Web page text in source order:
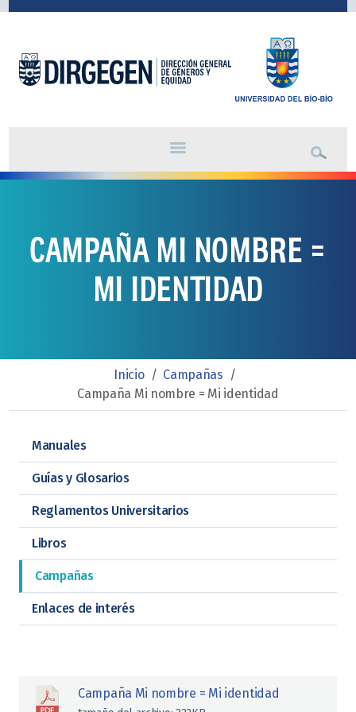
CAMPAÑA MI NOMBRE =
MI IDENTIDAD
Inicio / Campañas /
Campaña Mi nombre = Mi identidad
Manuales
Guías y Glosarios
Reglamentos Universitarios
Libros
Campañas
Enlaces de interés
Campaña Mi nombre = Mi identidad